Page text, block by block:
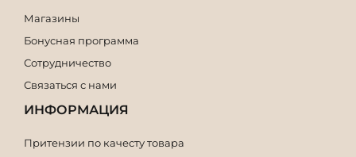
Магазины
Бонусная программа
Сотрудничество
Связаться с нами
ИНФОРМАЦИЯ
Притензии по качесту товара